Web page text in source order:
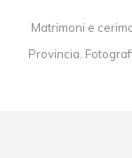
Matrimoni e
Provincia.